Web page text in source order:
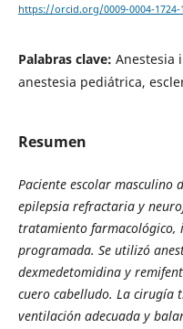
https://orcid.org/0009-0004-1724-
Palabras clave: Anestesia
anestesia pediátrica,
Resumen
Paciente escolar masculino
epilepsia refractaria y
tratamiento farmacológico,
programada. Se utilizó
dexmedetomidina y
cuero cabelludo. La cirugía
ventilación adecuada y